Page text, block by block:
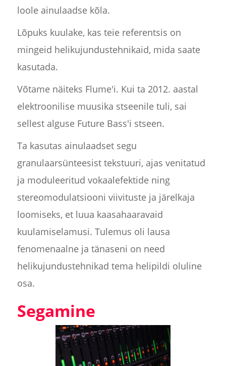
loole ainulaadse kõla.
Lõpuks kuulake, kas teie referentsis on
mingeid helikujundustehnikaid, mida saate
kasutada.
Võtame näiteks Flume'i. Kui ta 2012. aastal
elektroonilise muusika stseenile tuli, sai
sellest alguse Future Bass'i stseen.
Ta kasutas ainulaadset segu
granulaarsünteesist tekstuuri, ajas venitatud
ja moduleeritud vokaalefektide ning
stereomodulatsiooni viivituste ja järelkaja
loomiseks, et luua kaasahaaravaid
kuulamiselamusi. Tulemus oli lausa
fenomenaalne ja tänaseni on need
helikujundustehnikad tema helipildi oluline
osa.
Segamine